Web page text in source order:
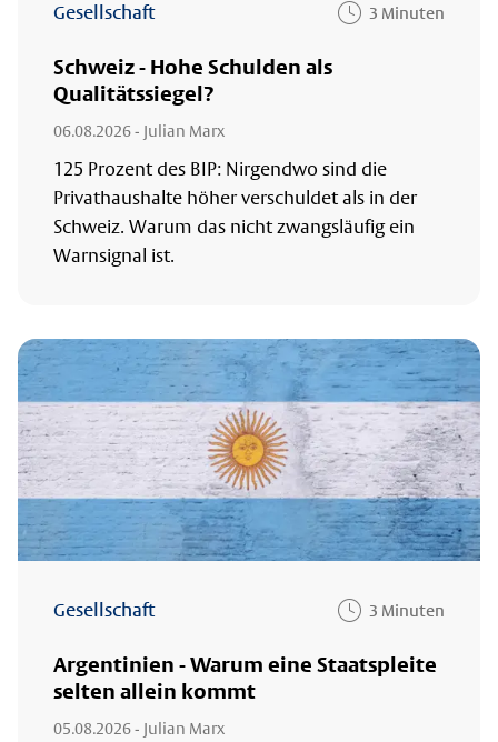
Gesellschaft 3 Minuten
Schweiz - Hohe Schulden als
Qualitätssiegel?
06.08.2026- Julian Marx
125 Prozent des BIP: Nirgendwo sind die
Privathaushalte höher verschuldet als in der
Schweiz. Warum das nicht zwangsläufig ein
Warnsignal ist.
Gesellschaft 3 Minuten
Argentinien - Warum eine Staatspleite
selten allein kommt
05.08.2026- Julian Marx